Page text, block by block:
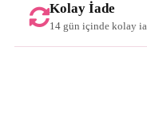
Kolay İade
14 gün içinde kolay